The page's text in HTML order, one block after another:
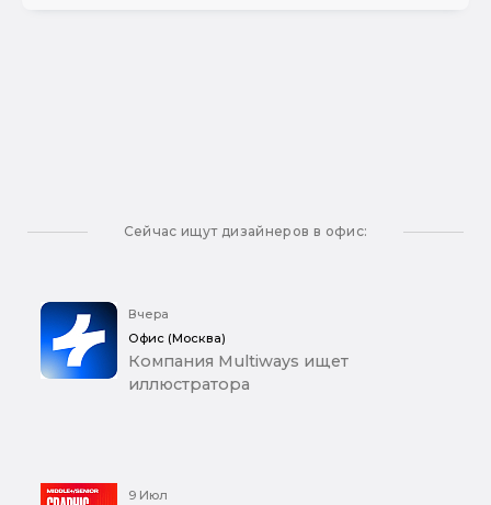
Сейчас ищут дизайнеров в офис:
Вчера
Офис (Москва)
Компания Multiways ищет
иллюстратора
9 Июл